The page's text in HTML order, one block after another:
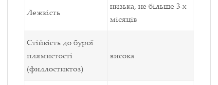
Лежкість
низька, не більше 3-х
місяців
Стійкість до бурої
плямистості
(филлостиктоз)
висока